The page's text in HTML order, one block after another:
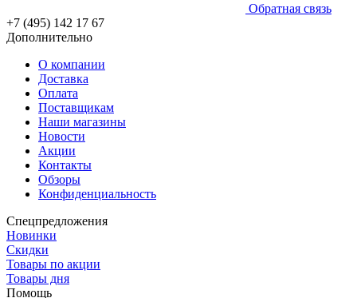
Обратная связь
+7 (495) 142 17 67
Дополнительно
О компании
Доставка
Оплата
Поставщикам
Наши магазины
Новости
Акции
Контакты
Обзоры
Конфиденциальность
Спецпредложения
Новинки
Скидки
Товары по акции
Товары дня
Помощь